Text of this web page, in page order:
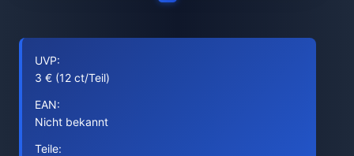
UVP:
3 € (12 ct/Teil)
EAN:
Nicht bekannt
Teile: